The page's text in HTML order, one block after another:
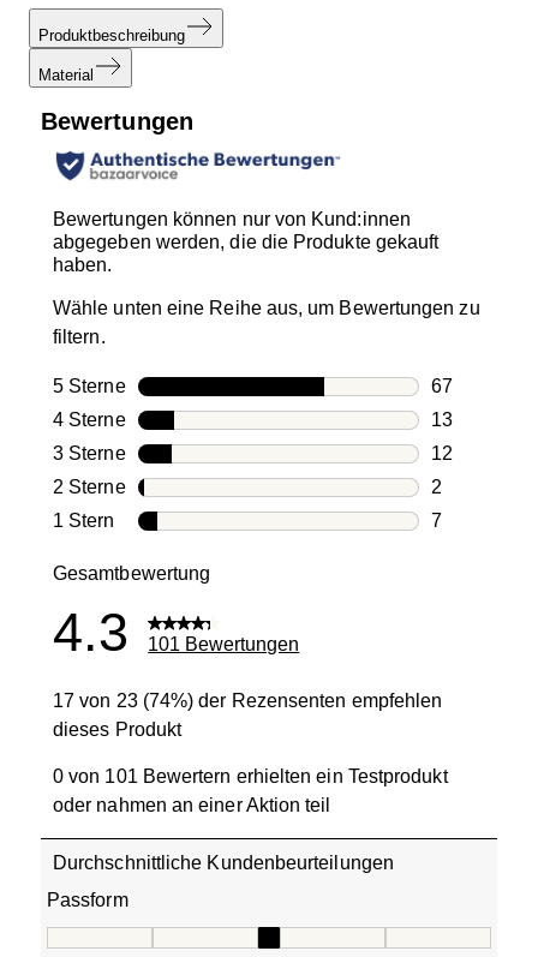
Produktbeschreibung
Material
Bewertungen
Bewertungen können nur von Kund:innen
abgegeben werden, die die Produkte gekauft
haben.
Wähle unten eine Reihe aus, um Bewertungen zu
filtern.
5 SterneSterne
67
67
4 SterneSterne
13
13
3 SterneSterne
12
12
2 SterneSterne
2
2
1 Stern Sterne
7
Gesamtbewertung
4.3 101 Bewertungen
17 von 23 (74%) der Rezensenten empfehlen
dieses Produkt
0 von 101 Bewertern erhielten ein Testprodukt
oder nahmen an einer Aktion teil
Durchschnittliche Kundenbeurteilungen
Passform